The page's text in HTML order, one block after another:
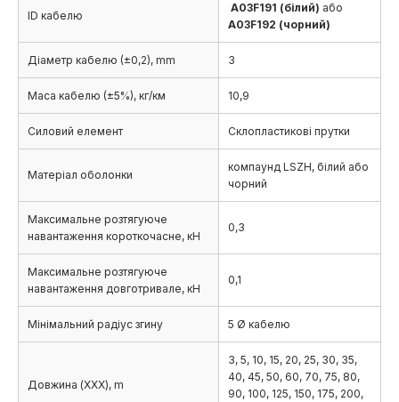
ID кабелю
A03F191 (білий) або
A03F192 (чорний)
Діаметр кабелю (±0,2), mm 3
Маса кабелю (±5%), кг/км 10,9
Силовий елемент Склопластикові прутки
Матеріал оболонки
компаунд LSZH, білий або
чорний
Максимальне розтягуюче
навантаження короткочасне, кН
0,3
Максимальне розтягуюче
навантаження довготривале, кН
0,1
Мінімальний радіус згину 5 Ø кабелю
Довжина (XXX), m
3, 5, 10, 15, 20, 25, 30, 35,
40, 45, 50, 60, 70, 75, 80,
90, 100, 125, 150, 175, 200,